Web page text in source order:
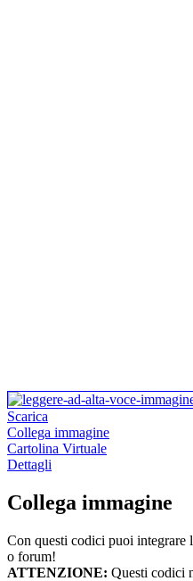
Scarica
Collega immagine
Cartolina Virtuale
Dettagli
Collega immagine
Con questi codici puoi integrare
o forum!
ATTENZIONE: Questi codici